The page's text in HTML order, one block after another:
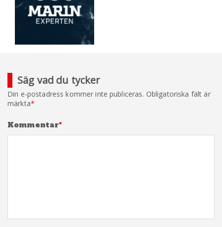
Säg vad du tycker
Din e-postadress kommer inte publiceras. Obligatoriska fält är
märkta*
Kommentar*